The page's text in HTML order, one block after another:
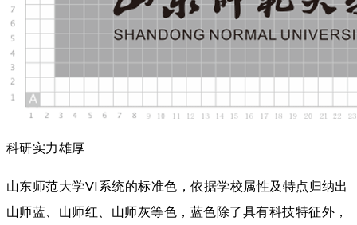
科研实力雄厚
山东师范大学VI系统的标准色，依据学校属性及特点归纳出
山师蓝、山师红、山师灰等色，蓝色除了具有科技特征外，